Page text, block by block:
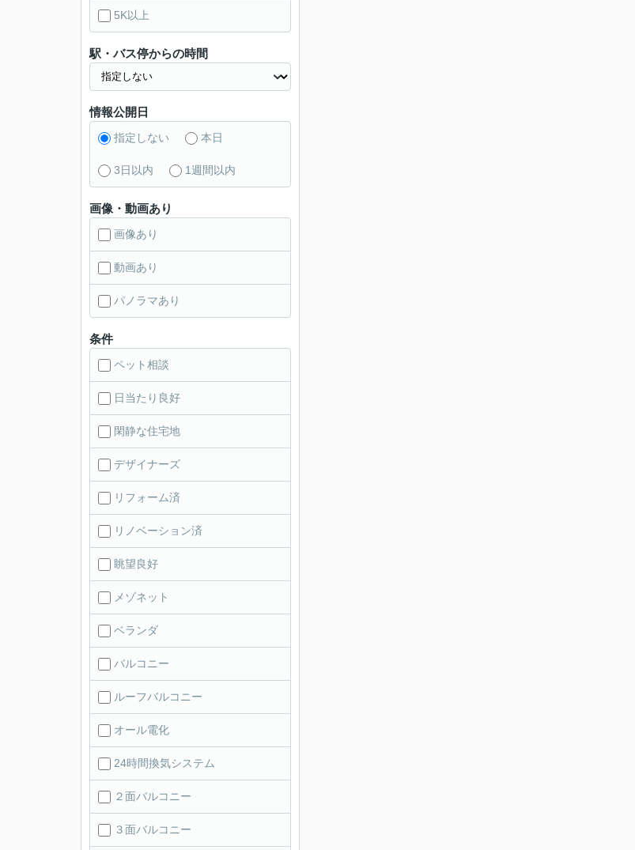
5K以上
駅・バス停からの時間
情報公開日
指定しない 本日
3日以内 1週間以内
画像・動画あり
画像あり
動画あり
パノラマあり
条件
ペット相談
日当たり良好
閑静な住宅地
デザイナーズ
リフォーム済
リノベーション済
眺望良好
メゾネット
ベランダ
バルコニー
ルーフバルコニー
オール電化
24時間換気システム
２面バルコニー
３面バルコニー